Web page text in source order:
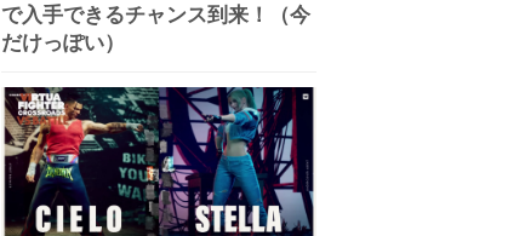
で入手できるチャンス到来！（今
だけっぽい）